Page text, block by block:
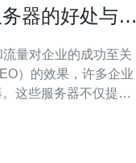
器的好处与注
量对企业的成功至关
）的效果，许多企业
这些服务器不仅提高
讨使用新加坡站群多